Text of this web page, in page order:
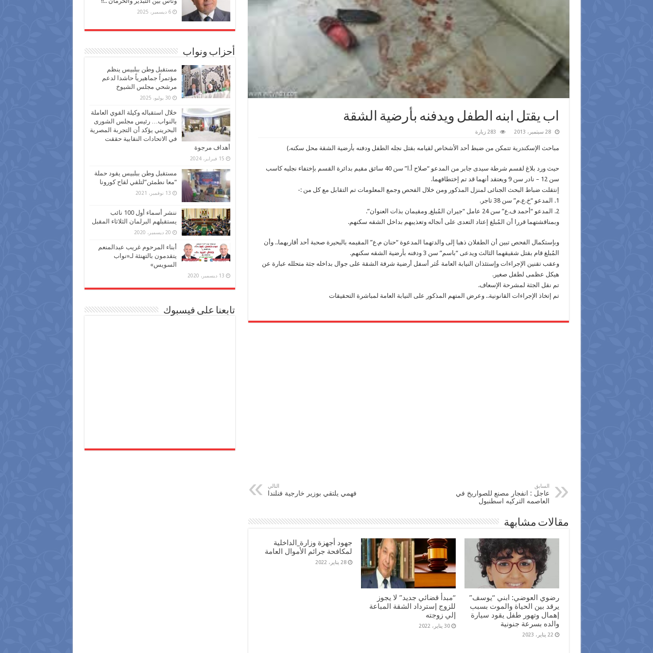
اب يقتل ابنه الطفل ويدفنه بأرضية الشقة
28 سبتمبر، 2013 283 زيارة
مباحث الإسكندرية تتمكن من ضبط أحد الأشخاص لقيامه بقتل نجله الطفل ودفنه بأرضية الشقة محل سكنه.)
حيث ورد بلاغ لقسم شرطة سيدى جابر من المدعو “صلاح أ.ا” سن 40 سائق مقيم بدائرة القسم بإختفاء نجليه كاسب
سن 12 – نادر سن 9 ويعتقد أنهما قد تم إختطافهما.
إنتقلت ضباط البحث الجنائى لمنزل المذكور ومن خلال الفحص وجمع المعلومات تم التقابل مع كل من :-
1. المدعو “خ.ع.م” سن 38 تاجر.
2. المدعو “أحمد ف.ع” سن 24 عامل “جيران المُبلغ, ومقيمان بذات العنوان”.
وبمناقشتهما قررا أن المُبلغ إعتاد التعدى على أنجاله وتعذيبهم بداخل الشقه سكنهم.
وبإستكمال الفحص تبين أن الطفلان ذهبا إلى والدتهما المدعوة “حنان م.ع” المقيمه بالبحيرة صحبة أحد أقاربهما.. وأن
المُبلغ قام بقتل شقيقهما الثالث ويدعى “باسم” سن 3 ودفنه بأرضية الشقه سكنهم.
وعقب تقنين الإجراءات وإستئذان النيابة العامة عُثر أسفل أرضية شرفة الشقة على جوال بداخله جثة متحلله عبارة عن
هيكل عظمى لطفل صغير.
تم نقل الجثة لمشرحة الإسعاف.
تم إتخاذ الإجراءات القانونية.. وعرض المتهم المذكور على النيابة العامة لمباشرة التحقيقات
السابق
عاجل : انفجار مصنع للصواريخ في
العاصمه التركيه اسطنبول
التالي
فهمي يلتقي بوزير خارجية فنلندا
مقالات مشابهة
رضوي العوضي: ابني “يوسف”
يرقد بين الحياة والموت بسبب
إهمال وتهور طفل يقود سيارة
والده بسرعة جنونية
22 يناير، 2023
“مبدأ قضائي جديد” لا يجوز
للزوج إسترداد الشقة المباعة
إلي زوجته
30 يناير، 2022
جهود أجهزة وزارة_الداخلية
لمكافحة جرائم الأموال العامة
28 يناير، 2022
6 ديسمبر، 2025
أحزاب ونواب
مستقبل وطن ببلبيس ينظم
مؤتمراً جماهيرياً حاشدا لدعم
مرشحي مجلس الشيوخ
30 يوليو، 2025
خلال استقباله وكيلة القوي العاملة
بالنواب… رئيس مجلس الشورى
البحريني يؤكد أن التجربة المصرية
في الاتحادات النقابية حققت
أهداف مرجوة
15 فبراير، 2024
مستقبل وطن ببلبيس يقود حملة
“معا نطمئن”لتلقي لقاح كورونا
13 نوفمبر، 2021
ننشر أسماء أول 100 نائب
يستقبلهم البرلمان الثلاثاء المقبل
20 ديسمبر، 2020
أبناء المرحوم غريب عبدالمنعم
يتقدمون بالتهنئة لـ«نواب
السويس»
13 ديسمبر، 2020
تابعنا على فيسبوك